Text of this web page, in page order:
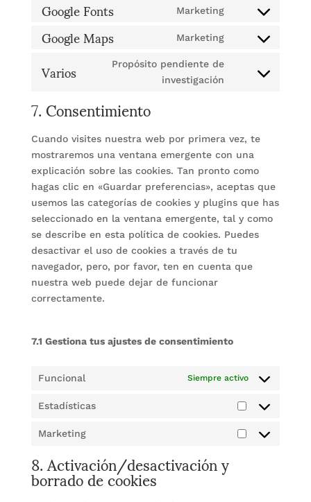
(elegant-
wordfence
Google Fonts Marketing
Consent
Google Maps Marketing
Consent
service
Varios
Propósito pendiente de
investigación
Consent
7. Consentimiento
Cuando visites nuestra web por primera vez, te
mostraremos una ventana emergente con una
explicación sobre las cookies. Tan pronto como
hagas clic en «Guardar preferencias», aceptas que
usemos las categorías de cookies y plugins que has
seleccionado en la ventana emergente, tal y como
se describe en esta política de cookies. Puedes
desactivar el uso de cookies a través de tu
navegador, pero, por favor, ten en cuenta que
nuestra web puede dejar de funcionar
correctamente.
7.1 Gestiona tus ajustes de consentimiento
Funcional Siempre activo
Estadísticas
Estadísticas
Marketing
Marketing
8. Activación/desactivación y
borrado de cookies